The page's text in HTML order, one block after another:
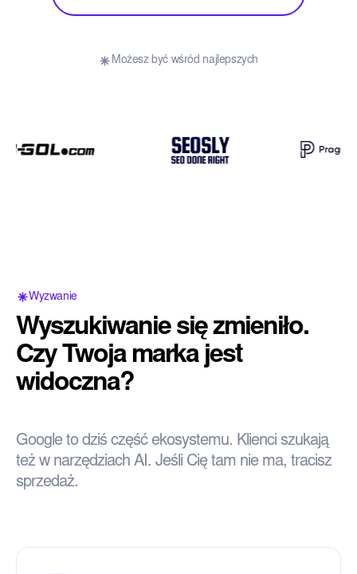
Możesz być wśród najlepszych
Wyzwanie
Wyszukiwanie się zmieniło.
Czy Twoja marka jest
widoczna?
Google to dziś część ekosystemu. Klienci szukają
też w narzędziach AI. Jeśli Cię tam nie ma, tracisz
sprzedaż.